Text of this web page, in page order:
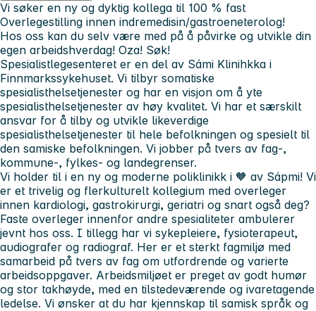
Vi søker en ny og dyktig kollega til 100 % fast
Overlegestilling innen indremedisin/gastroeneterolog!
Hos oss kan du selv være med på å påvirke og utvikle din
egen arbeidshverdag! Oza! Søk!
Spesialistlegesenteret er en del av Sámi Klinihkka i
Finnmarkssykehuset. Vi tilbyr somatiske
spesialisthelsetjenester og har en visjon om å yte
spesialisthelsetjenester av høy kvalitet. Vi har et særskilt
ansvar for å tilby og utvikle likeverdige
spesialisthelsetjenester til hele befolkningen og spesielt til
den samiske befolkningen. Vi jobber på tvers av fag-,
kommune-, fylkes- og landegrenser.
Vi holder til i en ny og moderne poliklinikk i 🧡 av Sápmi! Vi
er et trivelig og flerkulturelt kollegium med overleger
innen kardiologi, gastrokirurgi, geriatri og snart også deg?
Faste overleger innenfor andre spesialiteter ambulerer
jevnt hos oss. I tillegg har vi sykepleiere, fysioterapeut,
audiografer og radiograf. Her er et sterkt fagmiljø med
samarbeid på tvers av fag om utfordrende og varierte
arbeidsoppgaver. Arbeidsmiljøet er preget av godt humør
og stor takhøyde, med en tilstedeværende og ivaretagende
ledelse. Vi ønsker at du har kjennskap til samisk språk og